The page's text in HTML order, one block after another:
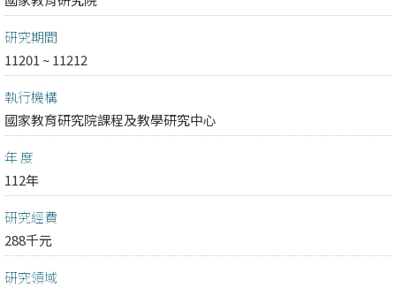
研究期間
11201 ~ 11212
執行機構
國家教育研究院課程及教學研究中心
年 度
112年
研究經費
288千元
研究領域